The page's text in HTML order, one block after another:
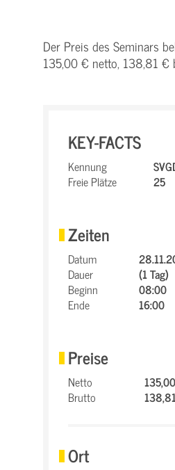
Der Preis des Seminars
135,00 € netto, 138,81 €
KEY-FACTS
Kennung
Freie Plätze
25
Zeiten
Datum
Dauer
(1 Tag)
Beginn
08:00
Ende
16:00
Preise
Netto
Brutto
Ort